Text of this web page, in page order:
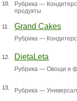
10. Рубрика —
продукты
11. Grand Cakes
Рубрика —
12. DietaLeta
Рубрика — Овощи и
13. Рубрика —